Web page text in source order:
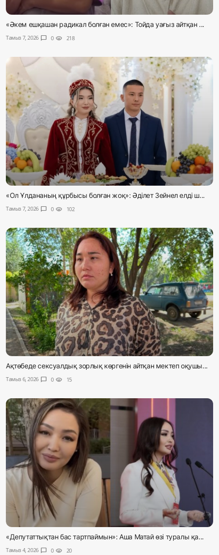
«Әкем ешқашан радикал болған емес»: Тойда уағыз айтқан ...
Тамыз 7, 2026 chat_bubble 0 visibility 218
«Ол Ұлдананың құрбысы болған жоқ»: Әділет Зейнел елді ш...
Тамыз 7, 2026 chat_bubble 0 visibility 102
Ақтөбеде сексуалдық зорлық көргенін айтқан мектеп оқушы...
Тамыз 6, 2026 chat_bubble 0 visibility 15
«Депутаттықтан бас тартпаймын»: Аша Матай өзі туралы қа...
Тамыз 4, 2026 chat_bubble 0 visibility 20